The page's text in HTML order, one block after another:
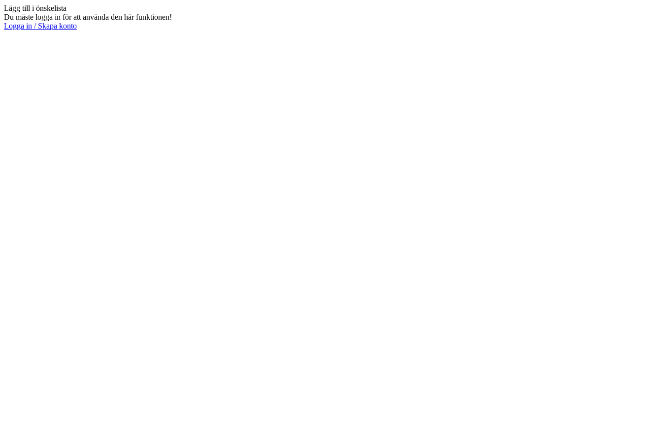
Lägg till i önskelista
Du måste logga in för att använda den här funktionen!
Logga in / Skapa konto